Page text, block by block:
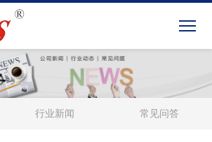
行业新闻 常见问答